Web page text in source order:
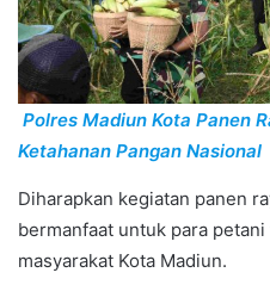
Polres Madiun Kota Panen
Ketahanan Pangan Nasional
Diharapkan kegiatan panen
bermanfaat untuk para
masyarakat Kota Madiun.